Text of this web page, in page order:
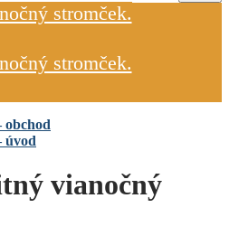
stromček.
stromček.
obchod
úvod
vianočný